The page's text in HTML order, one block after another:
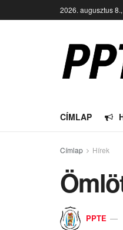
2026. augusztus
CÍMLAP
Címlap Hírek
PPTE